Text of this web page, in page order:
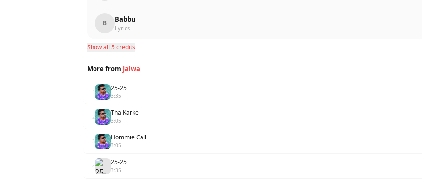
B Babbu
Lyrics
Show all 5 credits
More from Jalwa
1 25-25
3:35
2 Tha Karke
3:05
3 Hommie Call
3:05
4 25-25
3:35